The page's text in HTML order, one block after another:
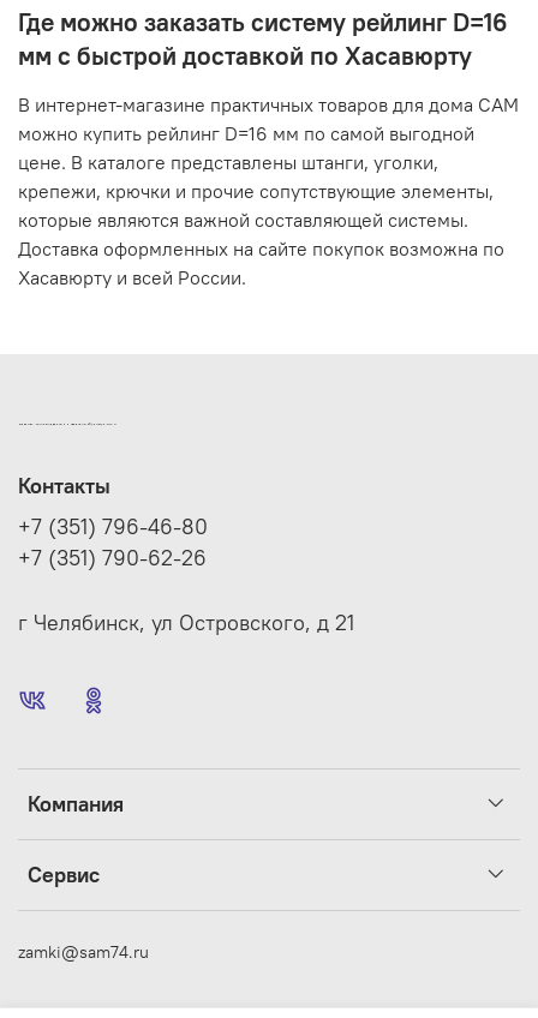
Где можно заказать систему рейлинг D=16
мм с быстрой доставкой по Хасавюрту
В интернет-магазине практичных товаров для дома САМ
можно купить рейлинг D=16 мм по самой выгодной
цене. В каталоге представлены штанги, уголки,
крепежи, крючки и прочие сопутствующие элементы,
которые являются важной составляющей системы.
Доставка оформленных на сайте покупок возможна по
Хасавюрту и всей России.
Компания
Сервис
Контакты
+7 (351) 796-46-80
+7 (351) 790-62-26
г Челябинск, ул Островского, д 21
zamki@sam74.ru